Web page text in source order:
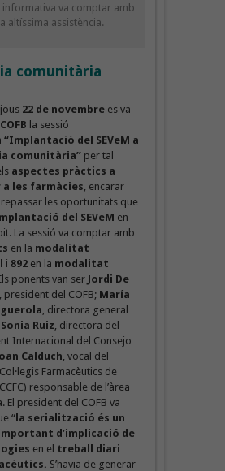
informativa va comptar amb
altíssima assistència.
ia comunitària
22 de novembrees va
COFB la sessió
“Implantació del SEVeM a
comunitària” per tal
aspectes pràctics a
les farmàcies , encarar
les oportunitats que
del SEVeM en
La sessió va comptar amb
en la modalitat
i 892en la modalitat
ponents van ser Jordi De
, president del COFB; María
, directora general
Sonia Ruiz , directora del
Internacional del Consejo
Calduch , vocal del
Farmacèutics de
responsable de l’àrea
El president del COFB va
“la serialització és un
d’implicació de
en el treball diari
S’havia de generar